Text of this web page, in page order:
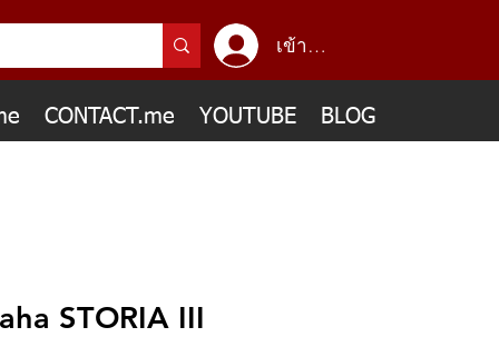
เข้าสู่ระบบ
CONTACT.me YOUTUBE BLOG
STORIA III